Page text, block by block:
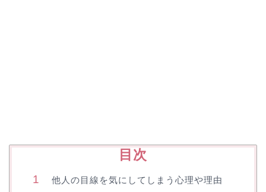
目次
他人の目線を気にしてしまう心理や理由